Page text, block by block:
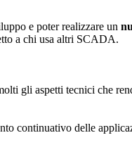
e poter realizzare un
a chi usa altri SCADA.
gli aspetti tecnici che
continuativo delle